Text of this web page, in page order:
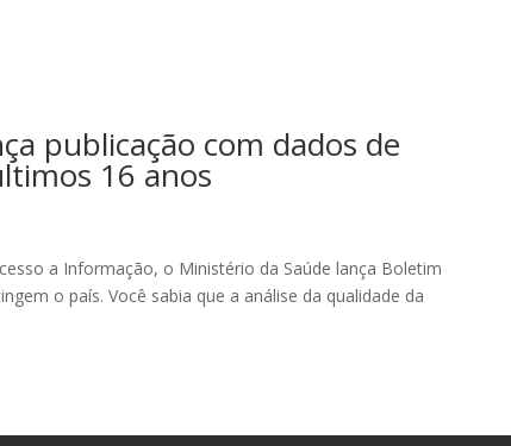
publicação com dados de
16 anos
a Informação, o Ministério da Saúde lança Boletim
o país. Você sabia que a análise da qualidade da